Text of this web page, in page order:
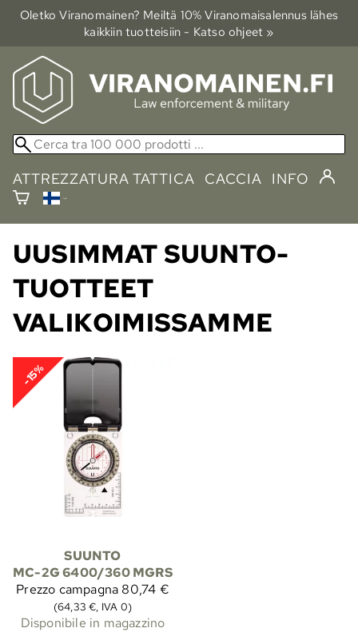
Oletko Viranomainen? Meiltä 10% Viranomais­alennus lähes
kaikkiin tuotteisiin - Katso ohjeet »
ATTREZZATURA TATTICA CACCIA INFO
UUSIMMAT SUUNTO-
TUOTTEET
VALIKOIMISSAMME
-15%
SUUNTO
MC-2G 6400/360 MGRS
Prezzo campagna 80,74 €
(64,33 €, IVA 0)
Disponibile in magazzino